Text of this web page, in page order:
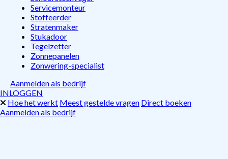
Servicemonteur
Stoffeerder
Stratenmaker
Stukadoor
Tegelzetter
Zonnepanelen
Zonwering-specialist
Aanmelden als bedrijf
INLOGGEN
Hoe het werkt Meest gestelde vragen Direct boeken
Aanmelden als bedrijf